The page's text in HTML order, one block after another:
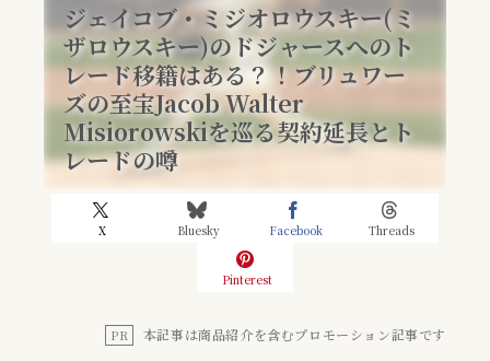
ジェイコブ・ミジオロウスキー(ミ
ザロウスキー)のドジャースへのト
レード移籍はある？！ブリュワー
ズの至宝Jacob Walter
Misiorowskiを巡る契約延長とト
レードの噂
X Bluesky Facebook Threads
Pinterest
PR 本記事は商品紹介を含むプロモーション記事です